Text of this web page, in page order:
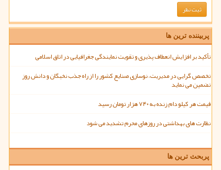
پربیننده ترین ها
تأکید بر افزایش انعطاف پذیری و تقویت نمایندگی جغرافیایی در اتاق اسلامی
تخصص گرایی در مدیریت، نوسازی صنایع کشور را از راه جذب نخبگان و دانش روز
تضمین می نماید
قیمت هر کیلو دام زنده به ۷۴۰ هزار تومان رسید
نظارت های بهداشتی در روزهای محرم تشدید می شود
پربحث ترین ها